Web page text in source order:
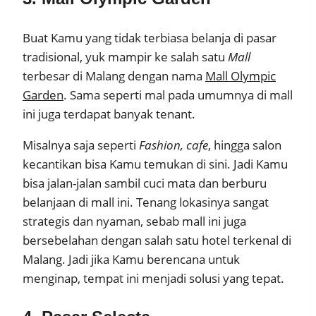
Buat Kamu yang tidak terbiasa belanja di pasar
tradisional, yuk mampir ke salah satu Mall
terbesar di Malang dengan nama Mall Olympic
Garden. Sama seperti mal pada umumnya di mall
ini juga terdapat banyak tenant.
Misalnya saja seperti Fashion, cafe, hingga salon
kecantikan bisa Kamu temukan di sini. Jadi Kamu
bisa jalan-jalan sambil cuci mata dan berburu
belanjaan di mall ini. Tenang lokasinya sangat
strategis dan nyaman, sebab mall ini juga
bersebelahan dengan salah satu hotel terkenal di
Malang. Jadi jika Kamu berencana untuk
menginap, tempat ini menjadi solusi yang tepat.